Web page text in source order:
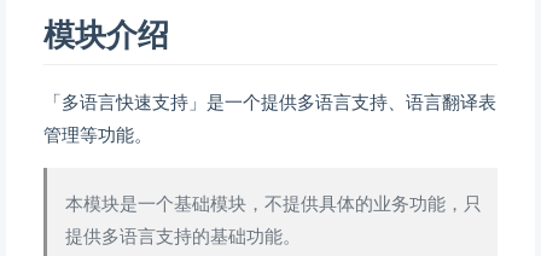
模块介绍
「多语言快速支持」是一个提供多语言支持、语言翻译表
管理等功能。
本模块是一个基础模块，不提供具体的业务功能，只
提供多语言支持的基础功能。